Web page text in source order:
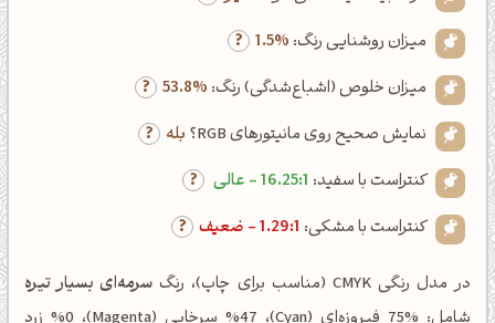
میزان روشنایی رنگ: 1.5%
میزان خلوص (اشباع‌شدگی) رنگ: 53.8%
نمایش صحیح روی مانیتورهای RGB؟
بله
کنتراست با سفید: 16.25:1 - عالی
کنتراست با مشکی: 1.29:1 - ضعیف
در مدل رنگی CMYK (مناسب برای چاپ)، رنگ
سرمه‌ای بسیار تیره